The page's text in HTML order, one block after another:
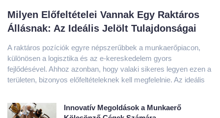
A raktáros pozíciók egyre népszerűbbek a munkaerőpiacon,
különösen a logisztika és az e-kereskedelem gyors
fejlődésével. Ahhoz azonban, hogy valaki sikeres legyen ezen a
területen, bizonyos előfeltételeknek kell megfelelnie. Az ideális
Innovatív Megoldások a Munkaerő
Kölcsönző Cégek Számára